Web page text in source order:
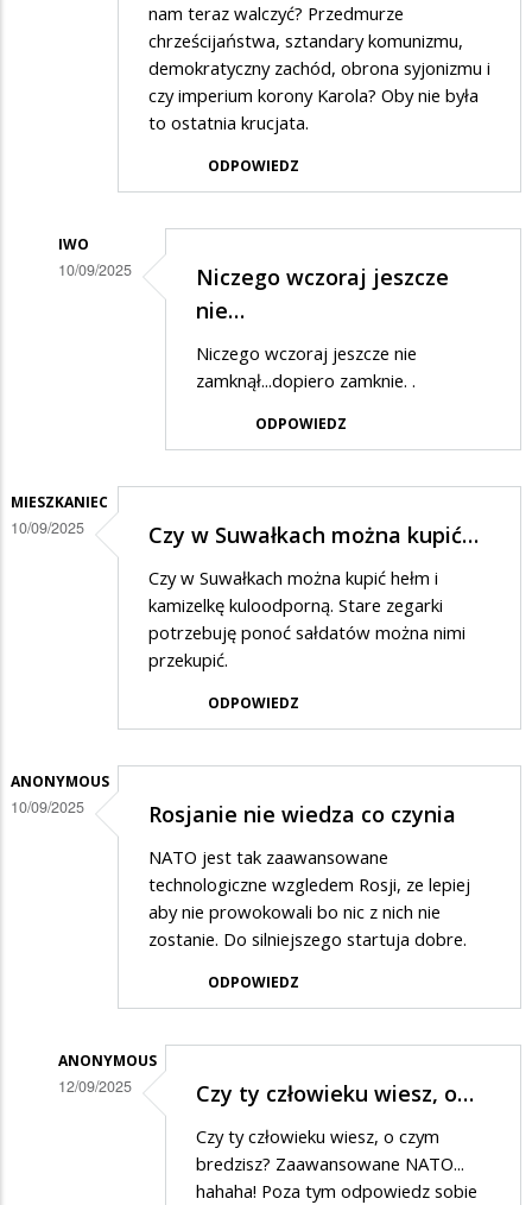
nam teraz walczyć? Przedmurze
chrześcijaństwa, sztandary komunizmu,
demokratyczny zachód, obrona syjonizmu i
czy imperium korony Karola? Oby nie była
to ostatnia krucjata.
ODPOWIEDZ
IWO
10/09/2025
odpowiedzi
przypadek
Niczego wczoraj jeszcze
nie…
Niczego wczoraj jeszcze nie
zamknął...dopiero zamknie. .
ODPOWIEDZ
MIESZKANIEC
10/09/2025 Czy w Suwałkach można kupić…
Czy w Suwałkach można kupić hełm i
kamizelkę kuloodporną. Stare zegarki
potrzebuję ponoć sałdatów można nimi
przekupić.
ODPOWIEDZ
ANONYMOUS
10/09/2025 Rosjanie nie wiedza co czynia
NATO jest tak zaawansowane
technologiczne wzgledem Rosji, ze lepiej
aby nie prowokowali bo nic z nich nie
zostanie. Do silniejszego startuja dobre.
ODPOWIEDZ
ANONYMOUS
12/09/2025 Czy ty człowieku wiesz, o…
Czy ty człowieku wiesz, o czym
bredzisz? Zaawansowane NATO...
hahaha! Poza tym odpowiedz sobie